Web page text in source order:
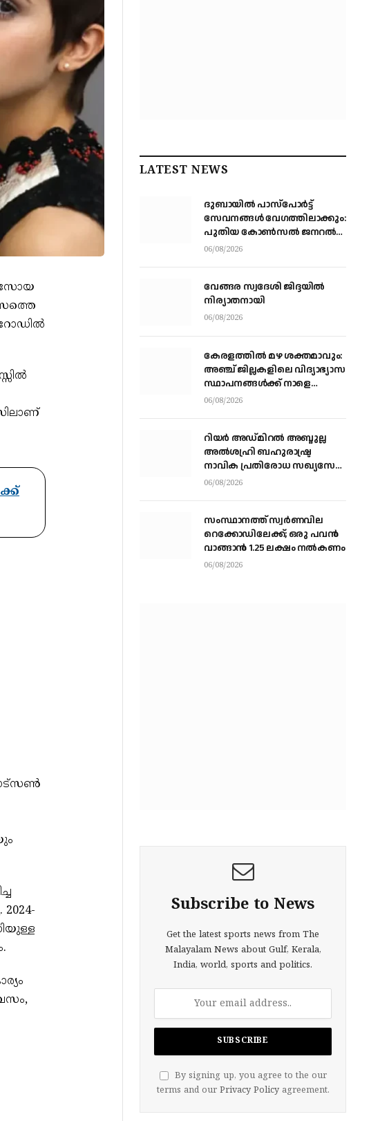
സോയ
LATEST NEWS
ദുബായിൽ പാസ്‌പോർട്ട്
സേവനങ്ങൾ വേഗത്തിലാക്കും:
പുതിയ കോൺസൽ ജനറൽ
ഡോ. ഇ. വിഷ്ണുവർധൻ
06/08/2026
വേങ്ങര സ്വദേശി ജിദ്ദയിൽ
നിര്യാതനായി
06/08/2026
കേരളത്തില്‍ മഴ ശക്തമാവും:
അഞ്ച് ജില്ലകളിലെ വിദ്യാഭ്യാസ
സ്ഥാപനങ്ങള്‍ക്ക് നാളെ
അവധി
06/08/2026
റിയര്‍ അഡ്മിറല്‍ അബ്ദുല്ല
അല്‍ശഹ്രി ബഹുരാഷ്ട്ര
നാവിക പ്രതിരോധ സഖ്യസേന
കമാന്‍ഡര്‍
06/08/2026
സംസ്ഥാനത്ത് സ്വര്‍ണവില
റെക്കോഡിലേക്ക്; ഒരു പവന്‍
വാങ്ങാന്‍ 1.25 ലക്ഷം നല്‍കണം
06/08/2026
Subscribe to News
Get the latest sports news from The
Malayalam News about Gulf, Kerala,
India, world, sports and politics.
By signing up, you agree to the our
terms and our Privacy Policyagreement.